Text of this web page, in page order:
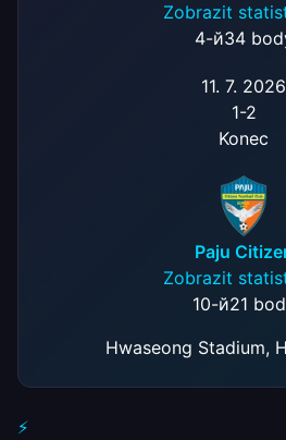
Zobrazit
4-й34
11. 7. 2026
1-2
Konec
Paju
Zobrazit
10-й21
Hwaseong Stadium,
⚡